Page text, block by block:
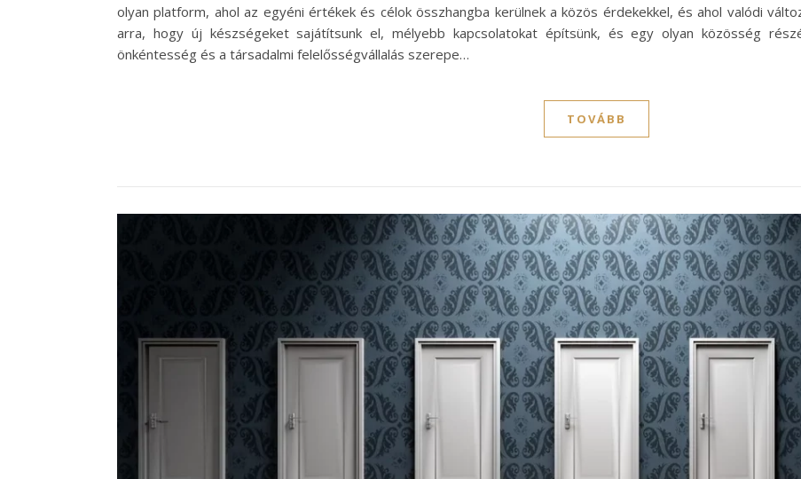
olyan platform, ahol az egyéni értékek és célok összhangba kerülnek a közös érdekekkel, és ahol valódi
arra, hogy új készségeket sajátítsunk el, mélyebb kapcsolatokat építsünk, és egy olyan közösség
önkéntesség és a társadalmi felelősségvállalás szerepe…
TOVÁBB